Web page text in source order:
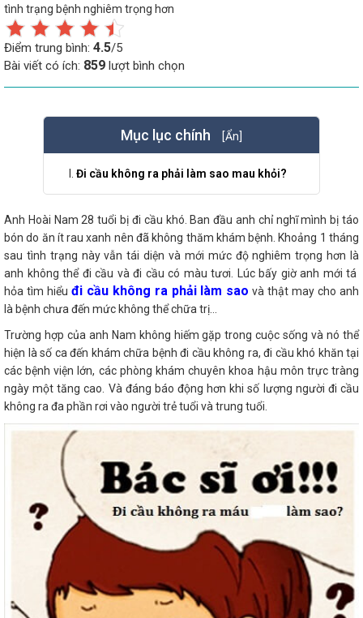
tình trạng bệnh nghiêm trọng hơn
Điểm trung bình: 4.5/5
Bài viết có ích: 859 lượt bình chọn
Mục lục chính [Ẩn]
Đi cầu không ra phải làm sao mau khỏi?
Anh Hoài Nam 28 tuổi bị đi cầu khó. Ban đầu anh chỉ nghĩ mình bị táo
bón do ăn ít rau xanh nên đã không thăm khám bệnh. Khoảng 1 tháng
sau tình trạng này vẫn tái diện và mới mức độ nghiêm trọng hơn là
anh không thể đi cầu và đi cầu có màu tươi. Lúc bấy giờ anh mới tá
hỏa tìm hiểu đi cầu không ra phải làm sao và thật may cho anh
là bệnh chưa đến mức không thể chữa trị...
Trường hợp của anh Nam không hiếm gặp trong cuộc sống và nó thể
hiện là số ca đến khám chữa bệnh đi cầu không ra, đi cầu khó khăn tại
các bệnh viện lớn, các phòng khám chuyên khoa hậu môn trực tràng
ngày một tăng cao. Và đáng báo động hơn khi số lượng người đi cầu
không ra đa phần rơi vào người trẻ tuổi và trung tuổi.